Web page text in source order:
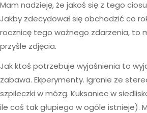
Mam nadzieję, że jakoś się z tego
Jakby zdecydował się obchodzić co
rocznicę tego ważnego zdarzenia, to
przyśle zdjęcia.
Jak ktoś potrzebuje wyjaśnienia to
zabawa. Ekperymenty. Igranie ze
szpileczki w mózg. Kuksaniec w
ile coś tak głupiego w ogóle istnieje).